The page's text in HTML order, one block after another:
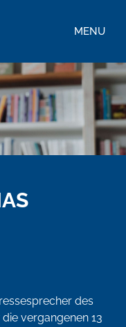
MENU
des
vergangenen 13